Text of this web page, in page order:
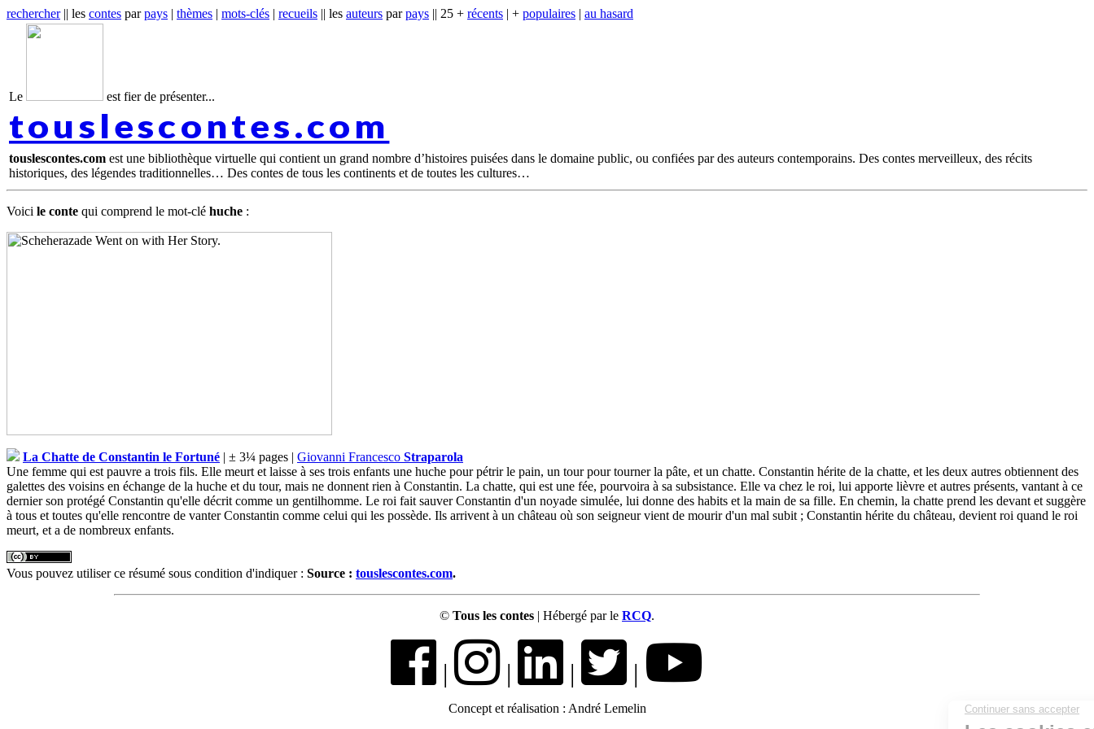
rechercher|| les contes parpays | thèmes | mots-clés | recueils || les auteurs parpays || 25 + récents | + populaires | au hasard
Le est fier de présenter...
touslescontes.com
touslescontes.com est une bibliothèque virtuelle qui contient un grand nombre d’histoires puisées dans le domaine public, ou confiées par des auteurs contemporains. Des contes merveilleux, des récits
historiques, des légendes traditionnelles… Des contes de tous les continents et de toutes les cultures
Voici le conte qui comprend le mot-clé huche :
La Chatte de Constantin le Fortuné | ± 3¼ pages | Giovanni Francesco Straparola
Une femme qui est pauvre a trois fils. Elle meurt et laisse à ses trois enfants une huche pour pétrir le pain, un tour pour tourner la pâte, et un chatte. Constantin hérite de la chatte, et les deux autres obtiennent des
galettes des voisins en échange de la huche et du tour, mais ne donnent rien à Constantin. La chatte, qui est une fée, pourvoira à sa subsistance. Elle va chez le roi, lui apporte lièvre et autres présents, vantant à ce
dernier son protégé Constantin qu'elle décrit comme un gentilhomme. Le roi fait sauver Constantin d'un noyade simulée, lui donne des habits et la main de sa fille. En chemin, la chatte prend les devant et suggère
à tous et toutes qu'elle rencontre de vanter Constantin comme celui qui les possède. Ils arrivent à un château où son seigneur vient de mourir d'un mal subit ; Constantin hérite du château, devient roi quand le roi
meurt, et a de nombreux enfants.
Vous pouvez utiliser ce résumé sous condition d'indiquer : Source : touslescontes.com.
© Tous les contes | Hébergé par le RCQ.
| | | |
Concept et réalisation : André Lemelin